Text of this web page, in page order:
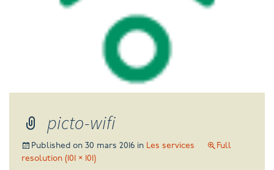
picto-wifi
Published on 30 mars 2016 in Les services
Full
resolution (101 × 101)